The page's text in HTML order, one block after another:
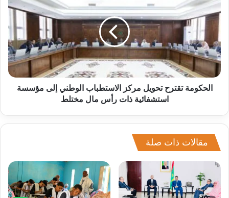
الحكومة تقترح تحويل مركز الاستطباب الوطني إلى مؤسسة
استشفائية ذات رأس مال مختلط
مقالات ذات صلة